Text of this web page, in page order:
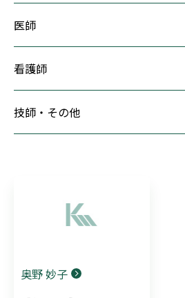
医師
看護師
技師・その他
奥野 妙子